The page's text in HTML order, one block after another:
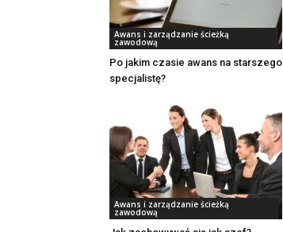
Awans i zarządzanie ścieżką
zawodową
Po jakim czasie awans na starszego
specjalistę?
Awans i zarządzanie ścieżką
zawodową